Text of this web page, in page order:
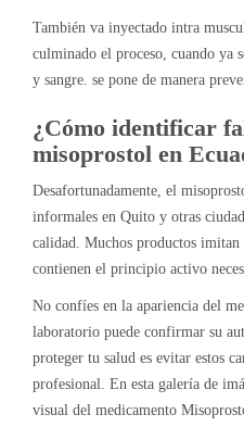
También va inyectado intra
culminado el proceso, cuando ya
y sangre. se pone de manera
¿Cómo identificar
misoprostol en
Desafortunadamente, el
informales en Quito y otras
calidad. Muchos productos
contienen el principio activo
No confíes en la apariencia del
laboratorio puede confirmar su
proteger tu salud es evitar estos
profesional. En esta galería de
visual del medicamento